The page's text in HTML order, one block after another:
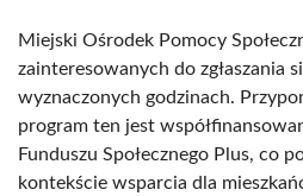
Miejski Ośrodek Pomocy
zainteresowanych do zgłaszania
wyznaczonych godzinach.
program ten jest
Funduszu Społecznego Plus, co
kontekście wsparcia dla